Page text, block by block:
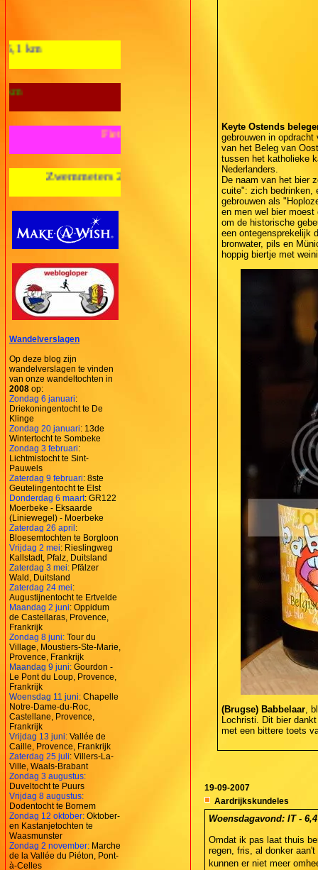
Fietskilometers 2012: nul km
2012: nul m
Wandelverslagen
Op deze blog zijn
wandelverslagen te vinden
van onze wandeltochten in
2008 op:
Zondag 6 januari:
Driekoningentocht te De
Klinge
Zondag 20 januari: 13de
Wintertocht te Sombeke
Zondag 3 februari:
Lichtmistocht te Sint-
Pauwels
Zaterdag 9 februari: 8ste
Geutelingentocht te Elst
Donderdag 6 maart: GR122
Moerbeke - Eksaarde
(Liniewegel) - Moerbeke
Zaterdag 26 april:
Bloesemtochten te Borgloon
Vrijdag 2 mei: Rieslingweg
Kallstadt, Pfalz, Duitsland
Zaterdag 3 mei: Pfälzer
Wald, Duitsland
Zaterdag 24 mei:
Augustijnentocht te Ertvelde
Maandag 2 juni: Oppidum
de Castellaras, Provence,
Frankrijk
Zondag 8 juni: Tour du
Village, Moustiers-Ste-Marie,
Provence, Frankrijk
Maandag 9 juni: Gourdon -
Le Pont du Loup, Provence,
Frankrijk
Woensdag 11 juni: Chapelle
Notre-Dame-du-Roc,
Castellane, Provence,
Frankrijk
Vrijdag 13 juni: Vallée de
Caille, Provence, Frankrijk
Zaterdag 25 juli: Villers-La-
Ville, Waals-Brabant
Zondag 3 augustus:
Duveltocht te Puurs
Vrijdag 8 augustus:
Dodentocht te Bornem
Zondag 12 oktober: Oktober-
en Kastanjetochten te
Waasmunster
Zondag 2 november: Marche
de la Vallée du Piéton, Pont-
à-Celles
Keyte Ostends
gebrouwen in
van het Beleg van
tussen het katholieke
Nederlanders.
De naam van het bier
cuite": zich bedrinken,
gebrouwen als
en men wel bier
om de historische
een ontegensprekelijk
bronwater, pils en
hoppig biertje met
(Brugse) Babbelaar,
Lochristi. Dit bier
met een bittere toets
19-09-2007
Aardrijkskundeles
Woensdagavond: IT -
Omdat ik pas laat thuis
regen, fris, al donker
kunnen er niet meer